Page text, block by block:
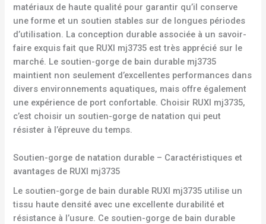
matériaux de haute qualité pour garantir qu’il conserve
une forme et un soutien stables sur de longues périodes
d’utilisation. La conception durable associée à un savoir-
faire exquis fait que RUXI mj3735 est très apprécié sur le
marché. Le soutien-gorge de bain durable mj3735
maintient non seulement d’excellentes performances dans
divers environnements aquatiques, mais offre également
une expérience de port confortable. Choisir RUXI mj3735,
c’est choisir un soutien-gorge de natation qui peut
résister à l’épreuve du temps.
Soutien-gorge de natation durable – Caractéristiques et
avantages de RUXI mj3735
Le soutien-gorge de bain durable RUXI mj3735 utilise un
tissu haute densité avec une excellente durabilité et
résistance à l’usure. Ce soutien-gorge de bain durable